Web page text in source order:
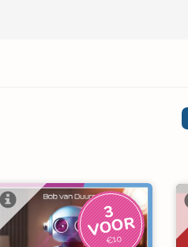
3
V
O
O
R
€10